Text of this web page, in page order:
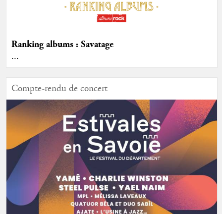
Ranking albums : Savatage
...
Compte-rendu de concert